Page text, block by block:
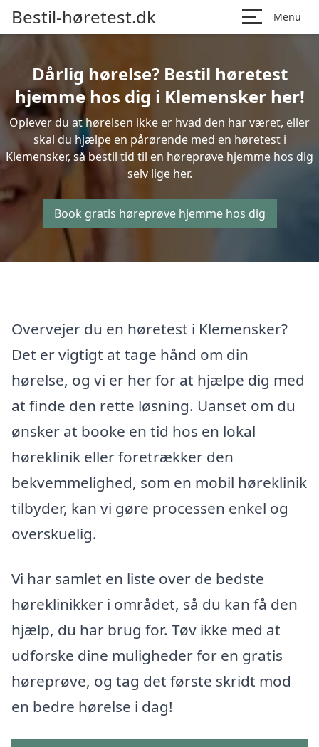
Bestil-høretest.dk Menu
Dårlig hørelse? Bestil høretest
hjemme hos dig i Klemensker her!
Oplever du at hørelsen ikke er hvad den har været, eller
skal du hjælpe en pårørende med en høretest i
Klemensker, så bestil tid til en høreprøve hjemme hos dig
selv lige her.
Book gratis høreprøve hjemme hos dig
Overvejer du en høretest i Klemensker?
Det er vigtigt at tage hånd om din
hørelse, og vi er her for at hjælpe dig med
at finde den rette løsning. Uanset om du
ønsker at booke en tid hos en lokal
høreklinik eller foretrækker den
bekvemmelighed, som en mobil høreklinik
tilbyder, kan vi gøre processen enkel og
overskuelig.
Vi har samlet en liste over de bedste
høreklinikker i området, så du kan få den
hjælp, du har brug for. Tøv ikke med at
udforske dine muligheder for en gratis
høreprøve, og tag det første skridt mod
en bedre hørelse i dag!